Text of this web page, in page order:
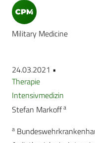
Military Medicine
24.03.2021 •
Therapie
Intensivmedizin
Stefan Markoffa
a